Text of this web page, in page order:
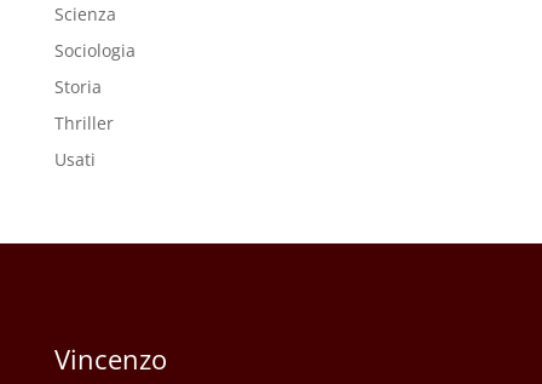
Scienza
Sociologia
Storia
Thriller
Usati
Vincenzo